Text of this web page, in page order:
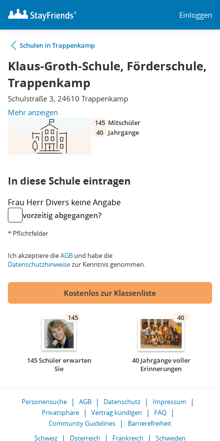
Einloggen
Schulen in Trappenkamp
Klaus-Groth-Schule, Förderschule,
Trappenkamp
Schulstraße 3, 24610 Trappenkamp
Mehr anzeigen
145 Mitschüler
40
Jahrgänge
In diese Schule eintragen
Frau Herr Divers keine Angabe
vorzeitig abgegangen?
* Pflichtfelder
Ich akzeptiere dieAGB und habe die
Datenschutzhinweisezur Kenntnis genommen.
Kostenlos zur Klassenliste
145
145 Schüler erwarten
Sie
40
40 Jahrgänge voller
Erinnerungen
Personensuche AGB Datenschutz
Impressum
Privatsphäre
Vertrag kündigen
FAQ
Community Guidelines
Barrierefreiheit
Schweiz
Österreich Frankreich Schweden